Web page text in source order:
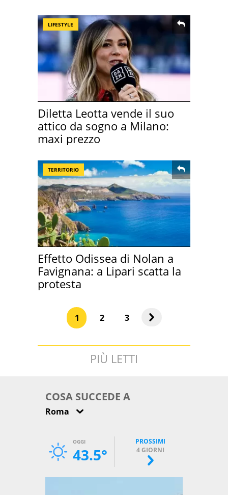
LIFESTYLE
Diletta Leotta vende il suo
attico da sogno a Milano:
maxi prezzo
TERRITORIO
Effetto Odissea di Nolan a
Favignana: a Lipari scatta la
protesta
1 2 3
PIÙ LETTI